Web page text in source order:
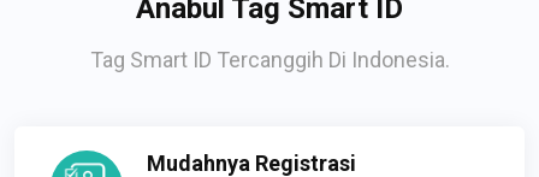
Anabul Tag Smart ID
Tag Smart ID Tercanggih Di Indonesia.
Mudahnya Registrasi